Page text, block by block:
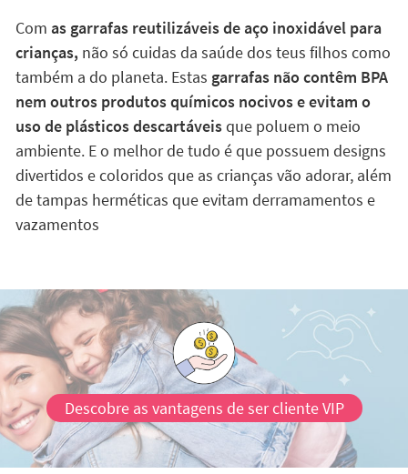
Com as garrafas reutilizáveis de aço inoxidável para
crianças, não só cuidas da saúde dos teus filhos como
também a do planeta. Estas garrafas não contêm BPA
nem outros produtos químicos nocivos e evitam o
uso de plásticos descartáveisque poluem o meio
ambiente. E o melhor de tudo é que possuem designs
divertidos e coloridos que as crianças vão adorar, além
de tampas herméticas que evitam derramamentos e
vazamentos
Descobre as vantagens de ser cliente VIP